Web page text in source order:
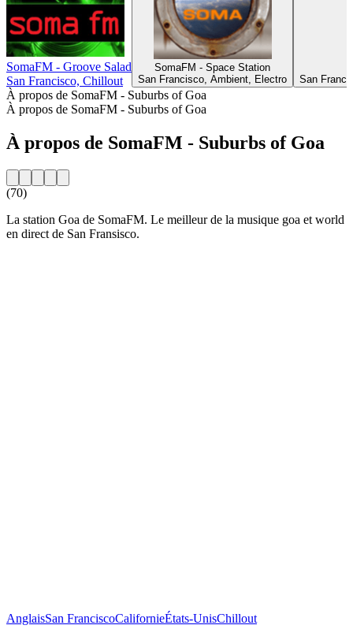
SomaFM - Groove Salad
San Francisco, Chillout
SomaFM - Space Station
San Francisco, Ambient, Electro
San
À propos de SomaFM - Suburbs of Goa
À propos de SomaFM - Suburbs of Goa
À propos de SomaFM - Suburbs of Goa
(70)
La station Goa de SomaFM. Le meilleur de la musique goa et world
en direct de San Fransisco.
AnglaisSan FranciscoCalifornieÉtats-UnisChillout